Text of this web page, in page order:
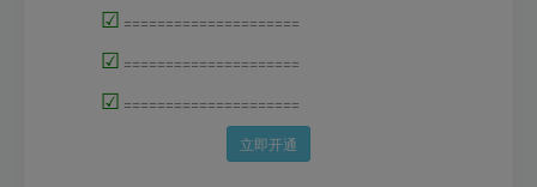
☑ =====================
☑ =====================
☑ =====================
立即开通